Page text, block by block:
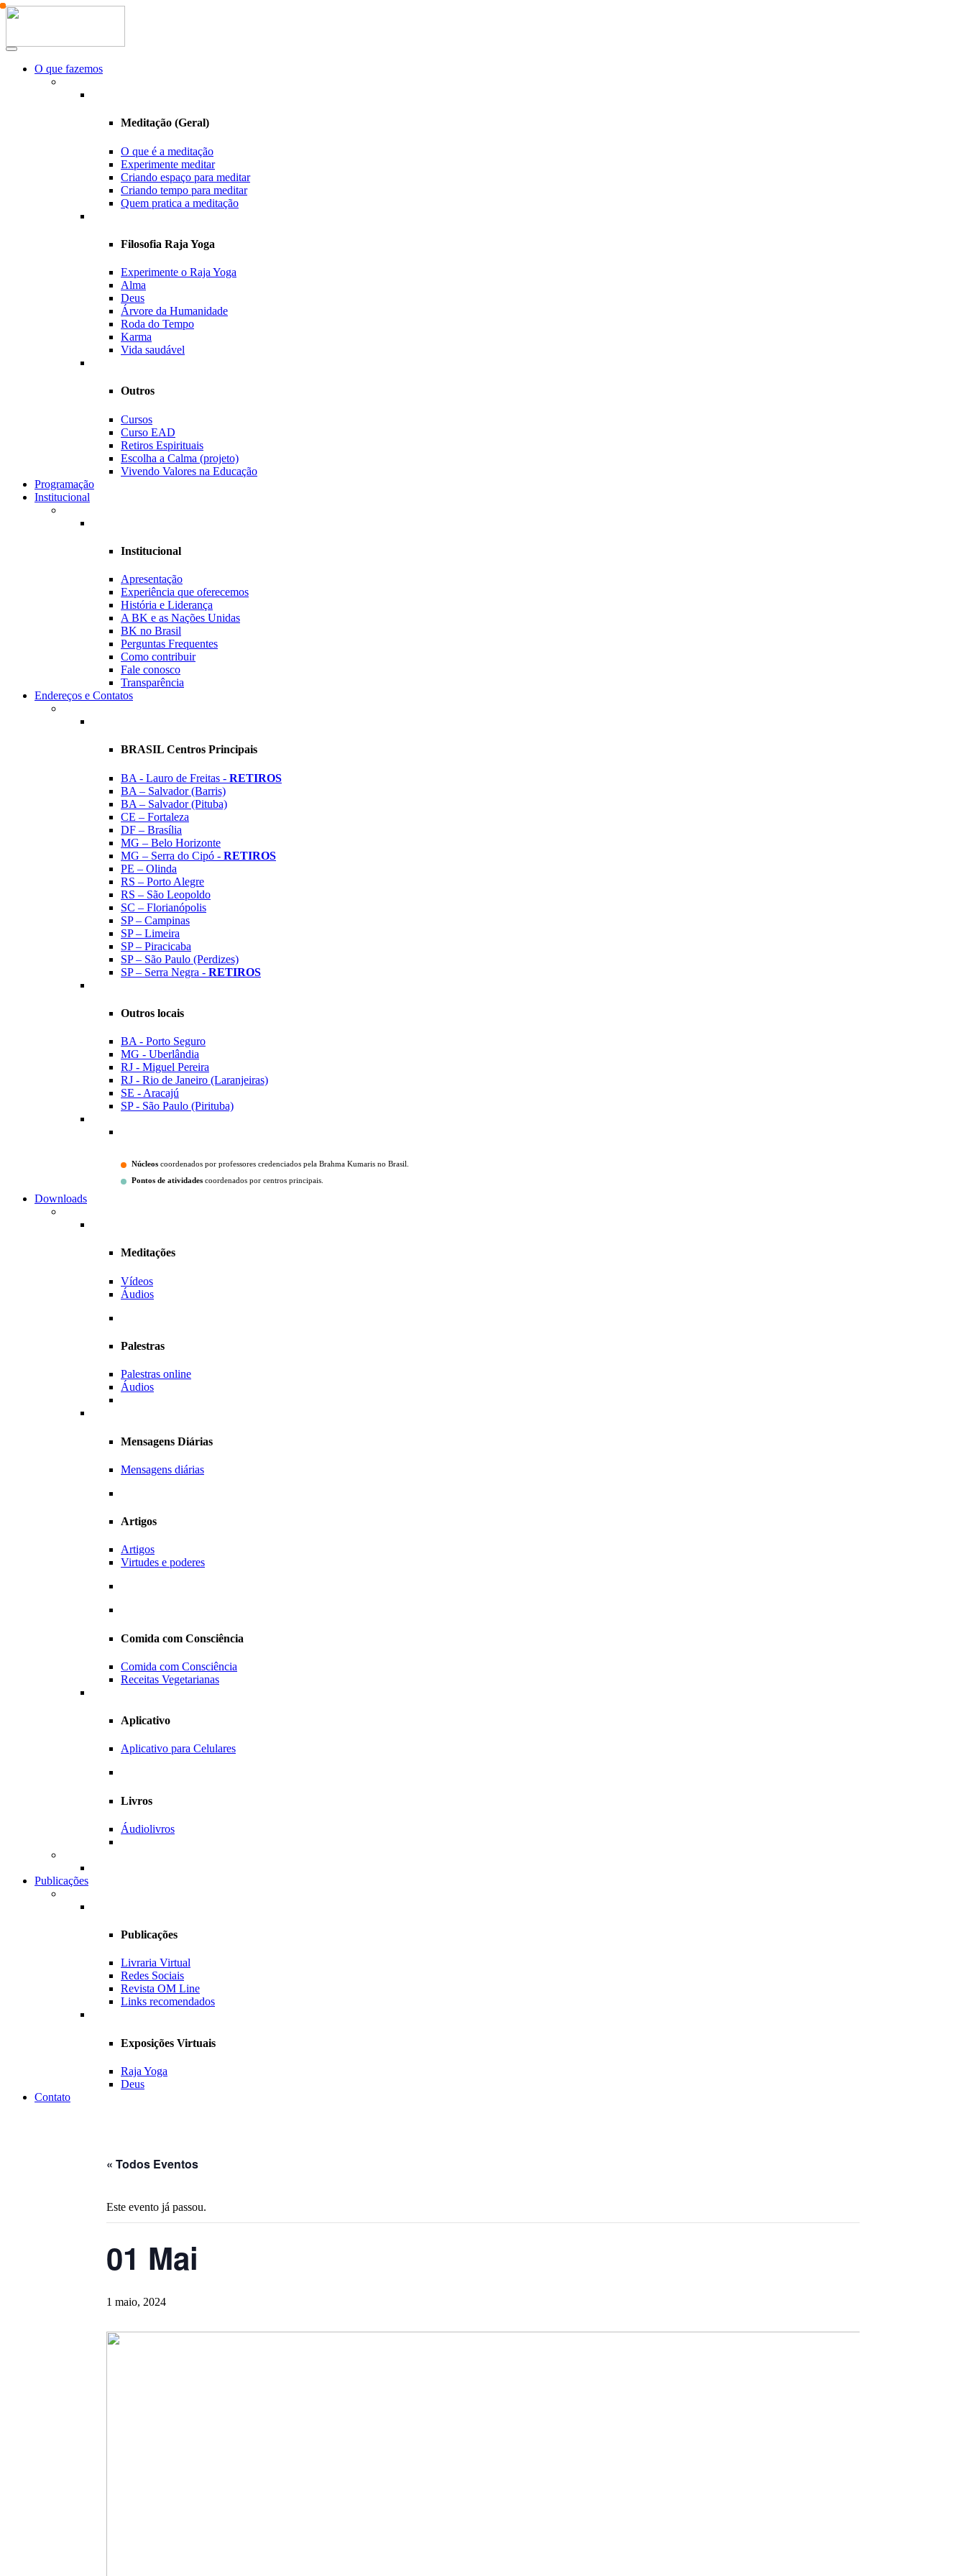
O que fazemos
Meditação (Geral)
O que é a meditação
Experimente meditar
Criando espaço para meditar
Criando tempo para meditar
Quem pratica a meditação
Filosofia Raja Yoga
Experimente o Raja Yoga
Alma
Deus
Árvore da Humanidade
Roda do Tempo
Karma
Vida saudável
Outros
Cursos
Curso EAD
Retiros Espirituais
Escolha a Calma (projeto)
Vivendo Valores na Educação
Programação
Institucional
Institucional
Apresentação
Experiência que oferecemos
História e Liderança
A BK e as Nações Unidas
BK no Brasil
Perguntas Frequentes
Como contribuir
Fale conosco
Transparência
Endereços e Contatos
BRASIL Centros Principais
BA - Lauro de Freitas - RETIROS
BA – Salvador (Barris)
BA – Salvador (Pituba)
CE – Fortaleza
DF – Brasília
MG – Belo Horizonte
MG – Serra do Cipó - RETIROS
PE – Olinda
RS – Porto Alegre
RS – São Leopoldo
SC – Florianópolis
SP – Campinas
SP – Limeira
SP – Piracicaba
SP – São Paulo (Perdizes)
SP – Serra Negra - RETIROS
Outros locais
BA - Porto Seguro
MG - Uberlândia
RJ - Miguel Pereira
RJ - Rio de Janeiro (Laranjeiras)
SE - Aracajú
SP - São Paulo (Pirituba)
Núcleos coordenados por professores credenciados pela Brahma Kumaris no Brasil.
Pontos de atividades coordenados por centros principais.
Downloads
Meditações
Vídeos
Áudios
Palestras
Palestras online
Áudios
Mensagens Diárias
Mensagens diárias
Artigos
Artigos
Virtudes e poderes
Comida com Consciência
Comida com Consciência
Receitas Vegetarianas
Aplicativo
Aplicativo para Celulares
Livros
Áudiolivros
Publicações
Publicações
Livraria Virtual
Redes Sociais
Revista OM Line
Links recomendados
Exposições Virtuais
Raja Yoga
Deus
Contato
« Todos Eventos
Este evento já passou.
01 Mai
1 maio, 2024